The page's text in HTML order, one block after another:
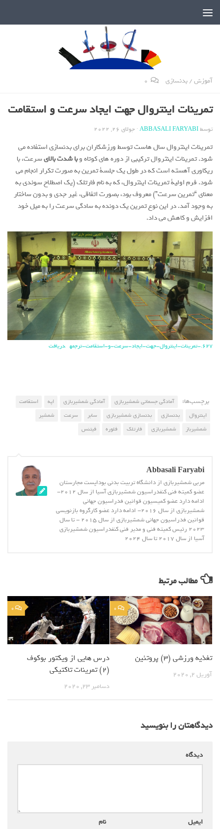
آموزش/بدنسازی 0
تمرینات اینتروال جهت ایجاد سرعت و استقامت
توسطABBASALI FARYABI
· جولای 26, 2022
تمرینات اینتروال سال هاست توسط ورزشکاران برای بدنسازی استفاده می
شود. تمرینات اینتروال ترکیبی از دوره های کوتاه وبا شدت بالایسرعت، با
ریکاوری آهسته است که در طول یک جلسة تمرین به صورت تکرار انجام می
شود. فرم اولیة تمرینات اینتروال، که به نام فارتلک (یک اصطلاح سوئدی به
معنای “تمرین سرعت”) معروف بود، بصورت اتفاقی، غیر جدی و بدون ساختار
به وجود آمد. در این نوع تمرین یک دونده به سادگی سرعت را به میل خود
افزایش و کاهش می داد.
627.-تمرینات-اینتروال-جهت-ایجاد-سرعت-و-استقامت-ترجمه دریافت
برچسب‌ها: آمادگی جسمانی شمشیربازی آمادگی شمشیربازی اپه
استقامت
اینتروال
بدنسازی بدنسازی شمشیربازی سابر سرعت
شمشیر
شمشیرباز
شمشیربازی فارتلک فلوره فیتنس
Abbasali Faryabi
مربی شمشیربازی از دانشگاه تربیت بدنی بوداپست مجارستان
عضو کمیته فنی کنفدراسیون شمشیربازی آسیا از سال 2012-
ادامه دارد عضو کمیسیون قوانین فدراسیون جهانی
شمشیربازی از سال 2016- ادامه دارد عضو کارگروه بازنویسی
قوانین فدراسیون جهانی شمشیربازی از سال 2015 - تا سال
2023 رئیس کمیته فنی و مدیر فنی کنفدراسیون شمشیربازی
آسیا از سال 2017 تا سال 2024
مطالب مرتبط
0
تغذيه ورزشي (3) پروتئین
آوریل 2, 2020
0
درس هایی از ویکتور بوکوف
(2) تمرینات تاکتیکی
دسامبر 23, 2020
دیدگاهتان را بنویسید
دیدگاه
نام ایمیل